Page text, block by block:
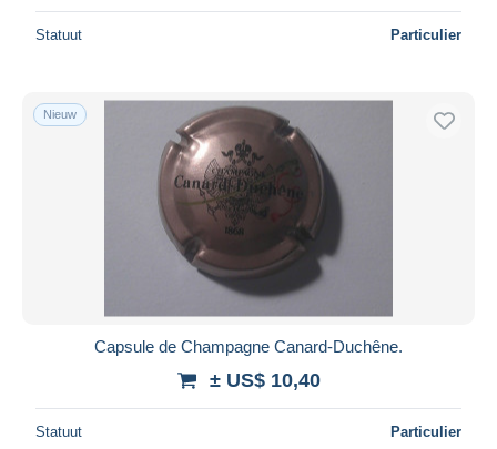
Statuut Particulier
Nieuw
Capsule de Champagne Canard-Duchêne.
± US$ 10,40
Statuut Particulier